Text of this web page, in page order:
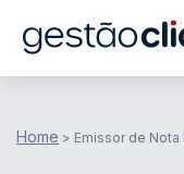
Home > Emissor de